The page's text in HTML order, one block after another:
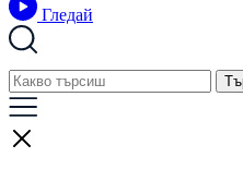
Гледай